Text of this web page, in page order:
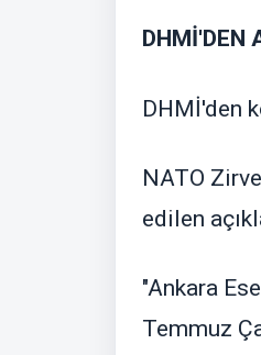
DHMİ'DEN
DHMİ'den
NATO
edilen
"Ankara
Temmuz